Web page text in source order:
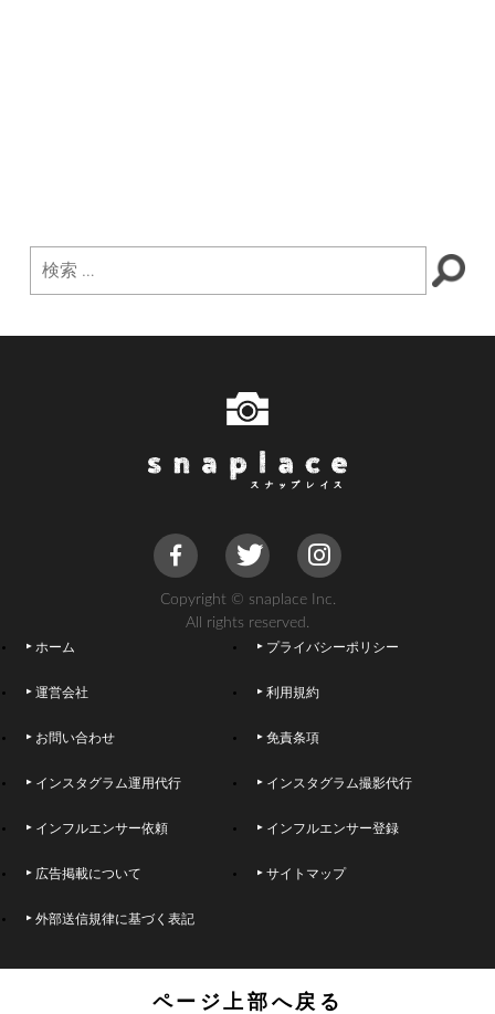
Copyright © snaplace Inc.
All rights reserved.
ホーム プライバシーポリシー
運営会社 利用規約
お問い合わせ 免責条項
インスタグラム運用代行 インスタグラム撮影代行
インフルエンサー依頼 インフルエンサー登録
広告掲載について サイトマップ
外部送信規律に基づく表記
ページ上部へ戻る